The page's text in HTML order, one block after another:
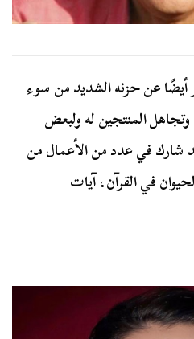
أيضًا عن حزنه الشديد من سوء
المنتجين له ولبعض
شارك في عدد من الأعمال من
في القرآن، آيات